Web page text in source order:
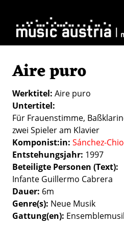
Aire puro
Werktitel Aire puro
Untertitel
Für Frauenstimme,
zwei Spieler am Klavier
Komponist:in Sánchez-
Entstehungsjahr 1997
Beteiligte Personen (Text)
Infante Guillermo Cabrera
Dauer 6m
Genre(s) Neue Musik
Gattung(en)